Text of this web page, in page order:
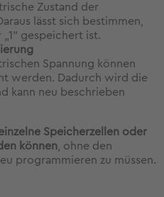
Zustand der
lässt sich bestimmen,
gespeichert ist.
Spannung können
werden. Dadurch wird die
kann neu beschrieben
Speicherzellen oder
können , ohne den
programmieren zu müssen.